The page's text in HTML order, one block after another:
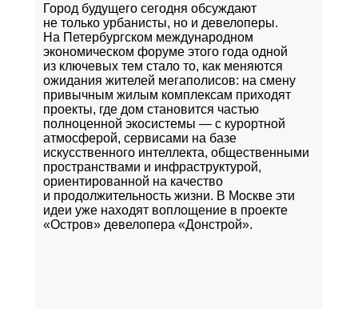
Город будущего сегодня обсуждают
не только урбанисты, но и девелоперы.
На Петербургском международном
экономическом форуме этого года одной
из ключевых тем стало то, как меняются
ожидания жителей мегаполисов: на смену
привычным жилым комплексам приходят
проекты, где дом становится частью
полноценной экосистемы — с курортной
атмосферой, сервисами на базе
искусственного интеллекта, общественными
пространствами и инфраструктурой,
ориентированной на качество
и продолжительность жизни. В Москве эти
идеи уже находят воплощение в проекте
«Остров» девелопера «Донстрой».